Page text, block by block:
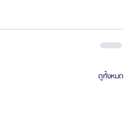
ดูทั้งหมด